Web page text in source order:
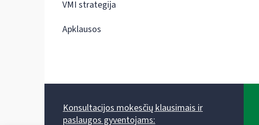
VMI strategija
Apklausos
Konsultacijos mokesčių klausimais ir
paslaugos gyventojams: